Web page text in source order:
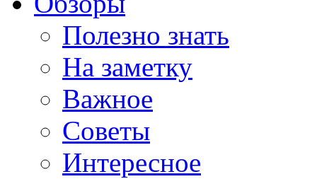
Полезно знать
На заметку
Важное
Советы
Интересное